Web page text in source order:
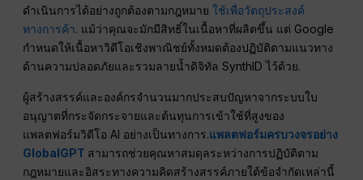
ดำเนินการได้อย่างถูกต้องตามกฎหมายใช้เพื่อวัตถุประสงค์
ทางการค้า. แม้ว่าคุณจะมักมีสิทธิ์ในเนื้อหาที่ผลิตขึ้น แต่ Google
กำหนดให้เนื้อหาวิดีโอเชิงพาณิชย์ทั้งหมดต้องปฏิบัติตามแนวทาง
ด้านความปลอดภัยและรวมลายน้ำดิจิทัล SynthID ไว้ด้วย.
ผู้สร้างสรรค์และองค์กรจำนวนมากประสบปัญหาจากระบบใบ
อนุญาตที่กระจัดกระจายและต้นทุนการเข้าใช้ที่สูงของ
แพลตฟอร์มวิดีโอ AI อย่างเป็นทางการ.แพลตฟอร์มครบวงจรอย่าง
GlobalGPT สามารถช่วยคุณหาสมดุลระหว่างการปฏิบัติตาม
กฎหมายและอิสระทางความคิดสร้างสรรค์ภายใต้ข้อจำกัดเหล่านี้